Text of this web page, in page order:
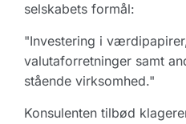
selskabets formål:
"Investering i
valutaforretninger samt
stående virksomhed."
Konsulenten tilbød